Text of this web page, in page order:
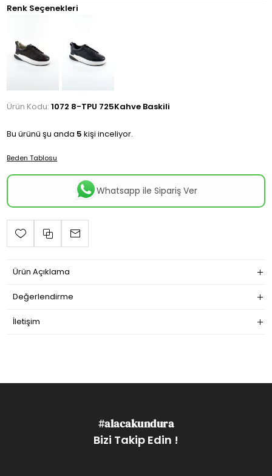
Renk Seçenekleri
Ürün Kodu: 1072 8-TPU 725Kahve Baskili
Bu ürünü şu anda 5 kişi inceliyor.
Beden Tablosu
Whatsapp ile Sipariş Ver
Ürün Açıklama
Değerlendirme
İletişim
#alacakundura
Bizi Takip Edin !